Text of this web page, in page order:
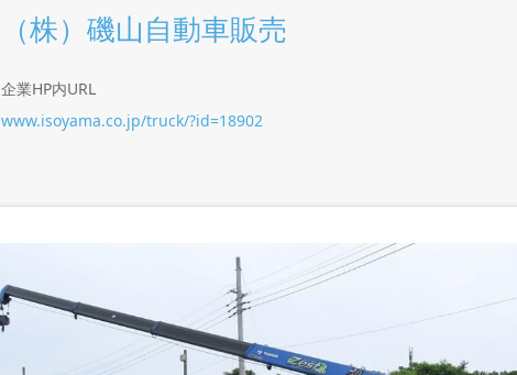
（株）磯山自動車販売
企業HP内URL
www.isoyama.co.jp/truck/?id=18902